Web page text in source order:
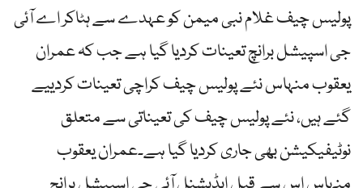
پولیس چیف غلام نبی میمن کو عہدے سے ہٹاکر اے آئی
جی اسپیشل برانچ تعینات کردیا گیا ہے جب کہ عمران
یعقوب منہاس نئے پولیس چیف کراچی تعینات کردییے
گئے ہیں، نئے پولیس چیف کی تعیناتی سے متعلق
نوٹیفیکیشن بھی جاری کردیا گیا ہے۔عمران یعقوب